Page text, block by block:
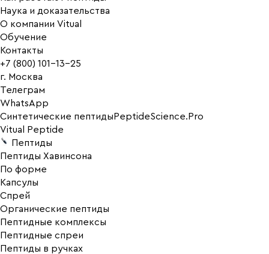
Наука и доказательства
О компании Vitual
Обучение
Контакты
+7 (800) 101-13-25
г. Москва
Телеграм
WhatsApp
Синтетические пептиды PeptideScience.Pro
Vitual Peptide
Пептиды
Пептиды Хавинсона
По форме
Капсулы
Спрей
Органические пептиды
Пептидные комплексы
Пептидные спреи
Пептиды в ручках